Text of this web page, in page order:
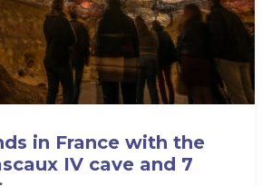
in France with the
IV cave and 7